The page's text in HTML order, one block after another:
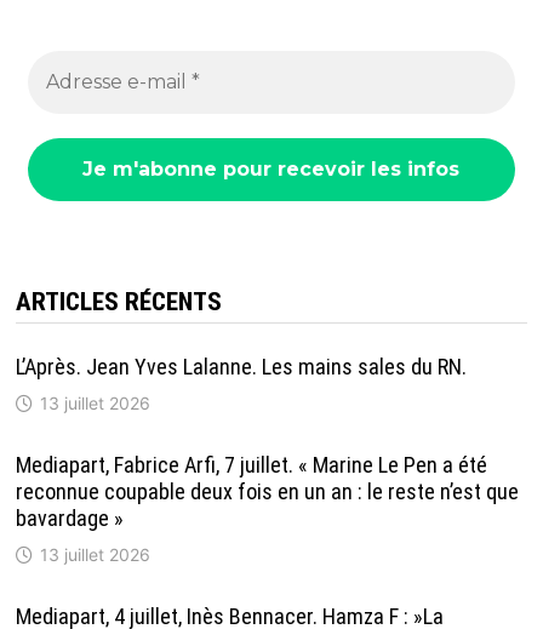
ARTICLES RÉCENTS
L’Après. Jean Yves Lalanne. Les mains sales du RN.
13 juillet 2026
Mediapart, Fabrice Arfi, 7 juillet. « Marine Le Pen a été
reconnue coupable deux fois en un an : le reste n’est que
bavardage »
13 juillet 2026
Mediapart, 4 juillet, Inès Bennacer. Hamza F : »La